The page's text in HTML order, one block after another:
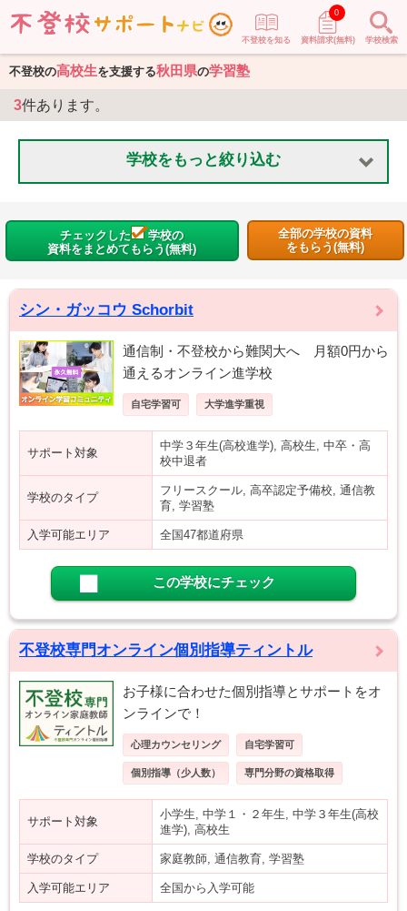
不登校を知る 資料請求(無料)
0
学校検索
不登校の高校生を支援する秋田県の学習塾
3件あります。
学校をもっと絞り込む
チェックした
学校の
資料をまとめてもらう(無料)
全部の学校の資料
をもらう(無料)
シン・ガッコウ Schorbit
通信制・不登校から難関大へ 月額0円から
通えるオンライン進学校
自宅学習可 大学進学重視
サポート対象
中学３年生(高校進学), 高校生, 中卒・高
校中退者
学校のタイプ
フリースクール, 高卒認定予備校, 通信教
育, 学習塾
入学可能エリア 全国47都道府県
この学校にチェック
不登校専門オンライン個別指導ティントル
お子様に合わせた個別指導とサポートをオ
ンラインで！
心理カウンセリング 自宅学習可
個別指導（少人数） 専門分野の資格取得
サポート対象
小学生, 中学１・２年生, 中学３年生(高校
進学), 高校生
学校のタイプ 家庭教師, 通信教育, 学習塾
入学可能エリア 全国から入学可能